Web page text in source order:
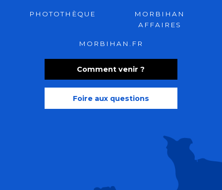
Comment venir ?
Foire aux questions
PHOTOTHÈQUE
MORBIHAN
AFFAIRES
MORBIHAN.FR